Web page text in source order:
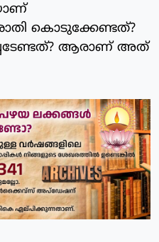
കൊടുക്കേണ്ടത്?
ആരാണ് അത്